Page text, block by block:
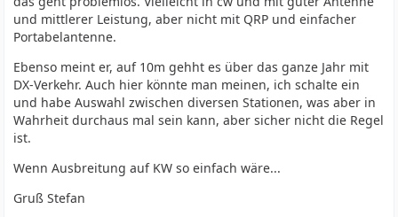
und mittlerer Leistung, aber nicht mit QRP und einfacher
Portabelantenne.
Ebenso meint er, auf 10m gehht es über das ganze Jahr mit
DX-Verkehr. Auch hier könnte man meinen, ich schalte ein
und habe Auswahl zwischen diversen Stationen, was aber in
Wahrheit durchaus mal sein kann, aber sicher nicht die Regel
ist.
Wenn Ausbreitung auf KW so einfach wäre...
Gruß Stefan